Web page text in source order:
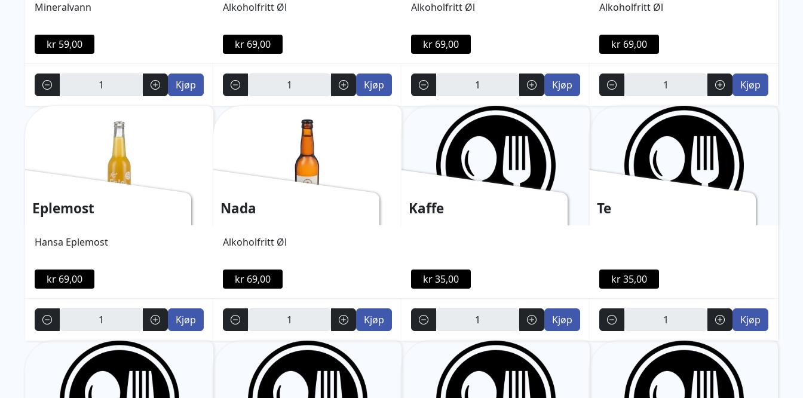
Mineralvann
kr 59,00
Antall Kjøp
Alkoholfritt Øl
kr 69,00
Antall Kjøp
Alkoholfritt Øl
kr 69,00
Antall Kjøp
Alkoholfritt Øl
kr 69,00
Antall Kjøp
Eplemost
Hansa Eplemost
kr 69,00
Antall Kjøp
Nada
Alkoholfritt Øl
kr 69,00
Antall Kjøp
Kaffe
kr 35,00
Antall Kjøp
Te
kr 35,00
Antall Kjøp